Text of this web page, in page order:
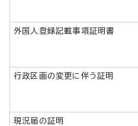
外国人登録記載事項証明書
行政区画の変更に伴う証明
現況届の証明